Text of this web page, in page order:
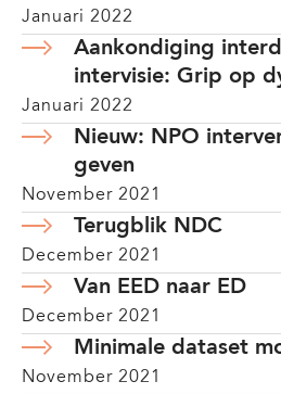
Januari 2022
Aankondiging
intervisie: Grip op
Januari 2022
Nieuw: NPO
geven
November 2021
Terugblik NDC
December 2021
Van EED naar ED
December 2021
Minimale dataset
November 2021